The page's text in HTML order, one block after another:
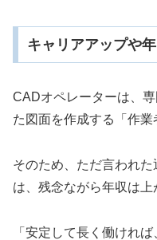
キャリアアップや
CADオペレーターは、
た図面を作成する「作業
そのため、ただ言われ
は、残念ながら年収は上
「安定して長く働けれ